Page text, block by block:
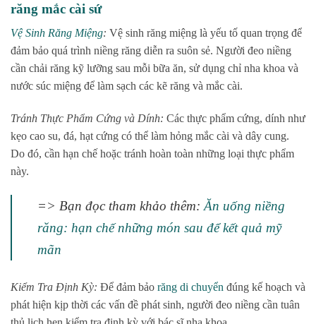
răng mắc cài sứ
Vệ Sinh Răng Miệng: Vệ sinh răng miệng là yếu tố quan trọng để
đảm bảo quá trình niềng răng diễn ra suôn sẻ. Người đeo niềng
cần chải răng kỹ lưỡng sau mỗi bữa ăn, sử dụng chỉ nha khoa và
nước súc miệng để làm sạch các kẽ răng và mắc cài.
Tránh Thực Phẩm Cứng và Dính: Các thực phẩm cứng, dính như
kẹo cao su, đá, hạt cứng có thể làm hỏng mắc cài và dây cung.
Do đó, cần hạn chế hoặc tránh hoàn toàn những loại thực phẩm
này.
=> Bạn đọc tham khảo thêm: Ăn uống niềng
răng: hạn chế những món sau để kết quả mỹ
mãn
Kiểm Tra Định Kỳ: Để đảm bảo răng di chuyển đúng kế hoạch và
phát hiện kịp thời các vấn đề phát sinh, người đeo niềng cần tuân